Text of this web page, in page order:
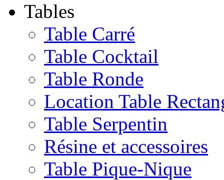
Tables
Table Carré
Table Cocktail
Table Ronde
Location Table
Table Serpentin
Résine et accessoires
Table Pique-Nique